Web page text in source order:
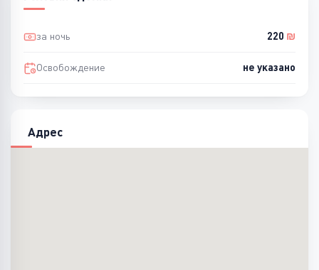
за ночь 220 ₪
Освобождение не указано
Адрес